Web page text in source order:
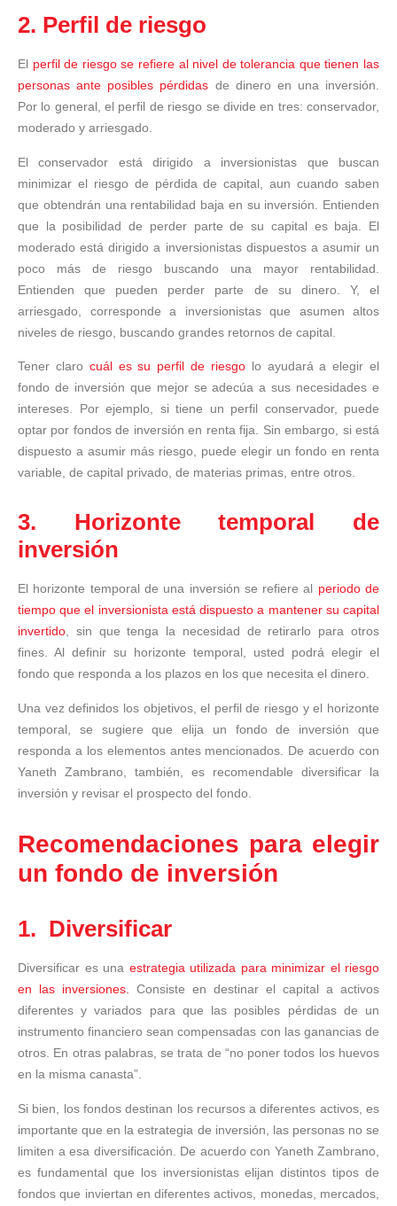
2. Perfil de riesgo
El perfil de riesgo se refiere al nivel de tolerancia que tienen las
personas ante posibles pérdidas de dinero en una inversión.
Por lo general, el perfil de riesgo se divide en tres: conservador,
moderado y arriesgado.
El conservador está dirigido a inversionistas que buscan
minimizar el riesgo de pérdida de capital, aun cuando saben
que obtendrán una rentabilidad baja en su inversión. Entienden
que la posibilidad de perder parte de su capital es baja. El
moderado está dirigido a inversionistas dispuestos a asumir un
poco más de riesgo buscando una mayor rentabilidad.
Entienden que pueden perder parte de su dinero. Y, el
arriesgado, corresponde a inversionistas que asumen altos
niveles de riesgo, buscando grandes retornos de capital.
Tener claro cuál es su perfil de riesgolo ayudará a elegir el
fondo de inversión que mejor se adecúa a sus necesidades e
intereses. Por ejemplo, si tiene un perfil conservador, puede
optar por fondos de inversión en renta fija. Sin embargo, si está
dispuesto a asumir más riesgo, puede elegir un fondo en renta
variable, de capital privado, de materias primas, entre otros.
3. Horizonte temporal de
inversión
El horizonte temporal de una inversión se refiere al periodo de
tiempo que el inversionista está dispuesto a mantener su capital
invertido, sin que tenga la necesidad de retirarlo para otros
fines. Al definir su horizonte temporal, usted podrá elegir el
fondo que responda a los plazos en los que necesita el dinero.
Una vez definidos los objetivos, el perfil de riesgo y el horizonte
temporal, se sugiere que elija un fondo de inversión que
responda a los elementos antes mencionados. De acuerdo con
Yaneth Zambrano, también, es recomendable diversificar la
inversión y revisar el prospecto del fondo.
Recomendaciones para elegir
un fondo de inversión
1. Diversificar
Diversificar es una estrategia utilizada para minimizar el riesgo
en las inversiones. Consiste en destinar el capital a activos
diferentes y variados para que las posibles pérdidas de un
instrumento financiero sean compensadas con las ganancias de
otros. En otras palabras, se trata de “no poner todos los huevos
en la misma canasta”.
Si bien, los fondos destinan los recursos a diferentes activos, es
importante que en la estrategia de inversión, las personas no se
limiten a esa diversificación. De acuerdo con Yaneth Zambrano,
es fundamental que los inversionistas elijan distintos tipos de
fondos que inviertan en diferentes activos, monedas, mercados,